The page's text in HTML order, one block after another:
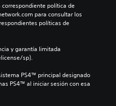
política de
para consultar los
políticas de
y garantía limitada
sp).
PS4™ principal designado
PS4™ al iniciar sesión con esa